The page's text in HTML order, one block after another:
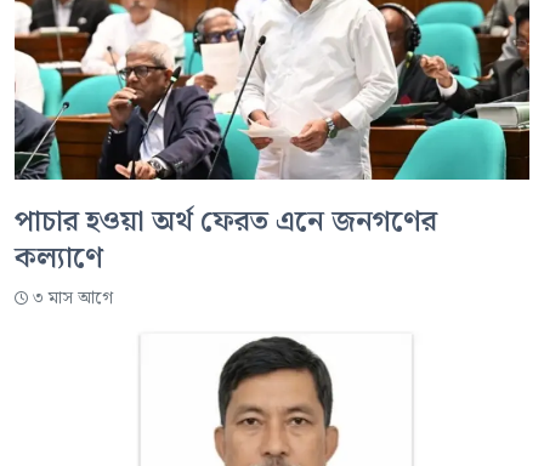
পাচার হওয়া অর্থ ফেরত এনে জনগণের
কল্যাণে
৩ মাস আগে